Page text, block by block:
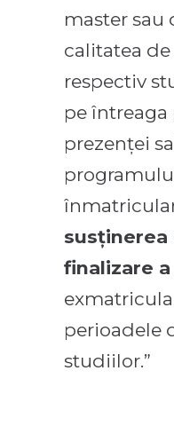
master sau
calitatea
respectiv
pe întreaga
prezenţei
susţinerea
finalizare
perioadele
studiilor.”